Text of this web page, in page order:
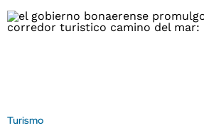
Turismo